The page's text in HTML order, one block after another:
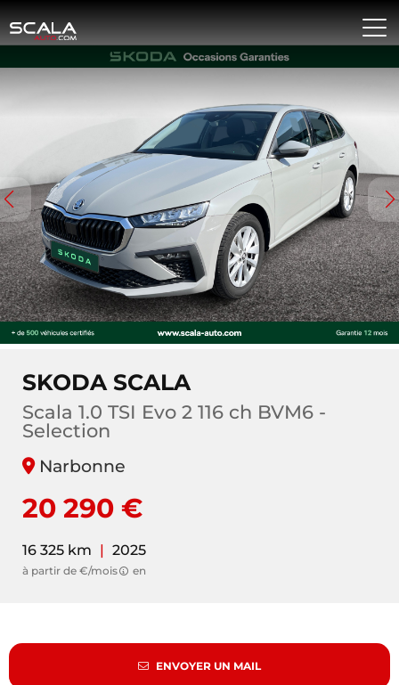
SKODA SCALA
Scala 1.0 TSI Evo 2 116 ch BVM6 -
Selection
Narbonne
20 290 €
16 325 km | 2025
à partir de €/mois en
ENVOYER UN MAIL